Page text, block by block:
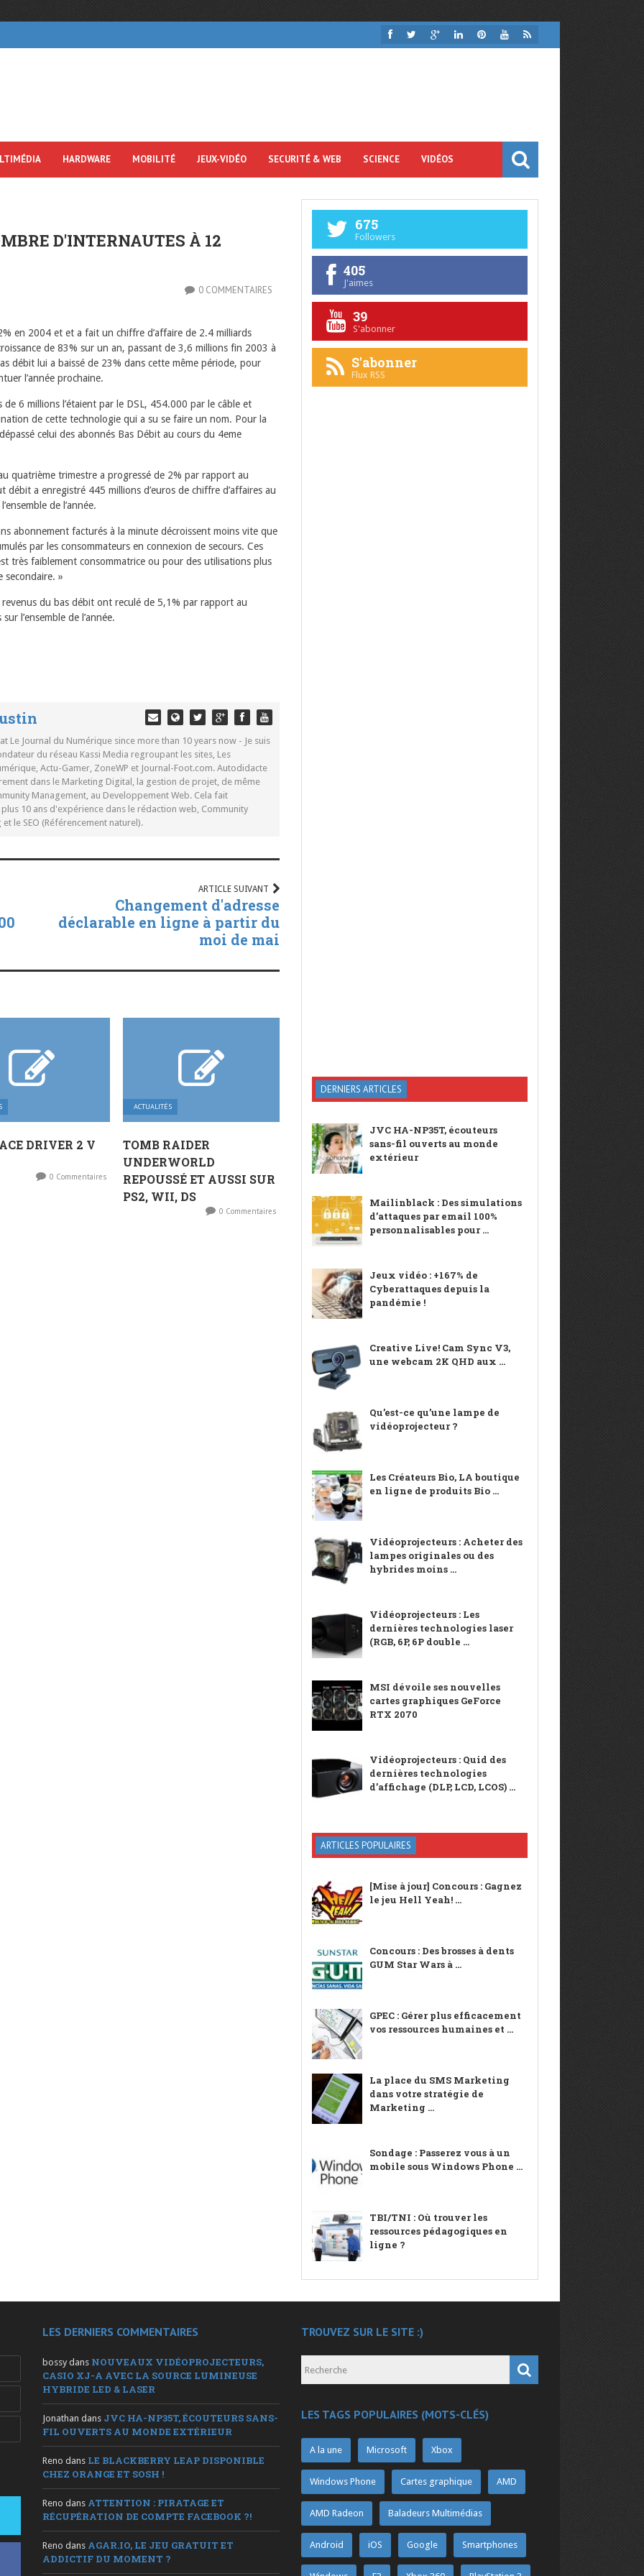
HARDWARE MOBILITÉ JEUX-VIDÉO SECURITÉ & WEB SCIENCE VIDÉOS
D'INTERNAUTES À 12
0 COMMENTAIRES
en 2004 et et a fait un chiffre d’affaire de 2.4 milliards
de 83% sur un an, passant de 3,6 millions fin 2003 à
débit lui a baissé de 23% dans cette même période, pour
l’année prochaine.
6 millions l’étaient par le DSL, 454.000 par le câble et
de cette technologie qui a su se faire un nom. Pour la
celui des abonnés Bas Débit au cours du 4eme
quatrième trimestre a progressé de 2% par rapport au
débit a enregistré 445 millions d’euros de chiffre d’affaires au
de l’année.
abonnement facturés à la minute décroissent moins vite que
par les consommateurs en connexion de secours. Ces
très faiblement consommatrice ou pour des utilisations plus
secondaire. »
du bas débit ont reculé de 5,1% par rapport au
l’ensemble de l’année.
Le Journal du Numérique since more than 10 years now - Je suis
du réseau Kassi Media regroupant les sites, Les
Actu-Gamer, ZoneWP et Journal-Foot.com. Autodidacte
dans le Marketing Digital, la gestion de projet, de même
Management, au Developpement Web. Cela fait
10 ans d'expérience dans le rédaction web, Community
le SEO (Référencement naturel).
ARTICLE SUIVANT
Changement d'adresse
déclarable en ligne à partir du
moi de mai
DRIVER 2 V
0 Commentaires
ACTUALITÉS
TOMB RAIDER
UNDERWORLD
REPOUSSÉ ET AUSSI SUR
PS2, WII, DS
0 Commentaires
675
Followers
405
J'aimes
39
S'abonner
S'abonner
Flux RSS
DERNIERS ARTICLES
JVC HA-NP35T, écouteurs
sans-fil ouverts au monde
extérieur
Mailinblack : Des simulations
d’attaques par email 100%
personnalisables pour ...
Jeux vidéo : +167% de
Cyberattaques depuis la
pandémie !
Creative Live! Cam Sync V3,
une webcam 2K QHD aux ...
Qu’est-ce qu’une lampe de
vidéoprojecteur ?
Les Créateurs Bio, LA boutique
en ligne de produits Bio ...
Vidéoprojecteurs : Acheter des
lampes originales ou des
hybrides moins ...
Vidéoprojecteurs : Les
dernières technologies laser
(RGB, 6P, 6P double ...
MSI dévoile ses nouvelles
cartes graphiques GeForce
RTX 2070
Vidéoprojecteurs : Quid des
dernières technologies
d’affichage (DLP, LCD, LCOS) ...
ARTICLES POPULAIRES
[Mise à jour] Concours : Gagnez
le jeu Hell Yeah! ...
Concours : Des brosses à dents
GUM Star Wars à ...
GPEC : Gérer plus efficacement
vos ressources humaines et ...
La place du SMS Marketing
dans votre stratégie de
Marketing ...
Sondage : Passerez vous à un
mobile sous Windows Phone ...
TBI/TNI : Où trouver les
ressources pédagogiques en
ligne ?
LES DERNIERS COMMENTAIRES
bossy dans NOUVEAUX VIDÉOPROJECTEURS,
CASIO XJ-A AVEC LA SOURCE LUMINEUSE
HYBRIDE LED & LASER
Jonathan dans JVC HA-NP35T, ÉCOUTEURS SANS-
FIL OUVERTS AU MONDE EXTÉRIEUR
Reno dans LE BLACKBERRY LEAP DISPONIBLE
CHEZ ORANGE ET SOSH !
Reno dans ATTENTION : PIRATAGE ET
RÉCUPÉRATION DE COMPTE FACEBOOK ?!
Reno dans AGAR.IO, LE JEU GRATUIT ET
ADDICTIF DU MOMENT ?
TROUVEZ SUR LE SITE :)
LES TAGS POPULAIRES (MOTS-CLÉS)
A la une Microsoft Xbox
Windows Phone Cartes graphique AMD
AMD Radeon Baladeurs Multimédias
Android iOS Google Smartphones